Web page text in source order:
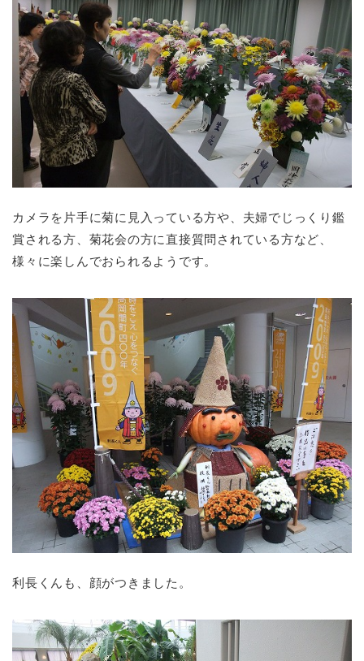
カメラを片手に菊に見入っている方や、夫婦でじっくり鑑
賞される方、菊花会の方に直接質問されている方など、
様々に楽しんでおられるようです。
利長くんも、顔がつきました。